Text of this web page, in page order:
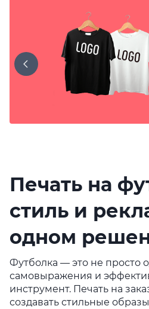
Печать на
стиль и
одном
Футболка — это не просто
самовыражения и
инструмент. Печать на
создавать стильные